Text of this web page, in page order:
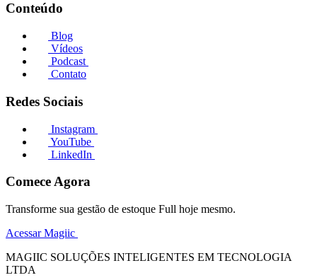
Conteúdo
Blog
Vídeos
Podcast
Contato
Redes Sociais
Instagram
YouTube
LinkedIn
Comece Agora
Transforme sua gestão de estoque Full hoje mesmo.
Acessar Magiic
MAGIIC SOLUÇÕES INTELIGENTES EM TECNOLOGIA
LTDA